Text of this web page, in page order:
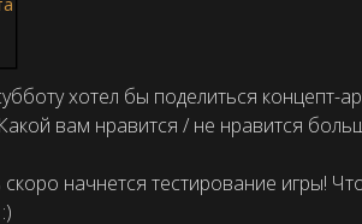
хотел бы поделиться концепт-
вам нравится / не нравится
начнется тестирование игры!